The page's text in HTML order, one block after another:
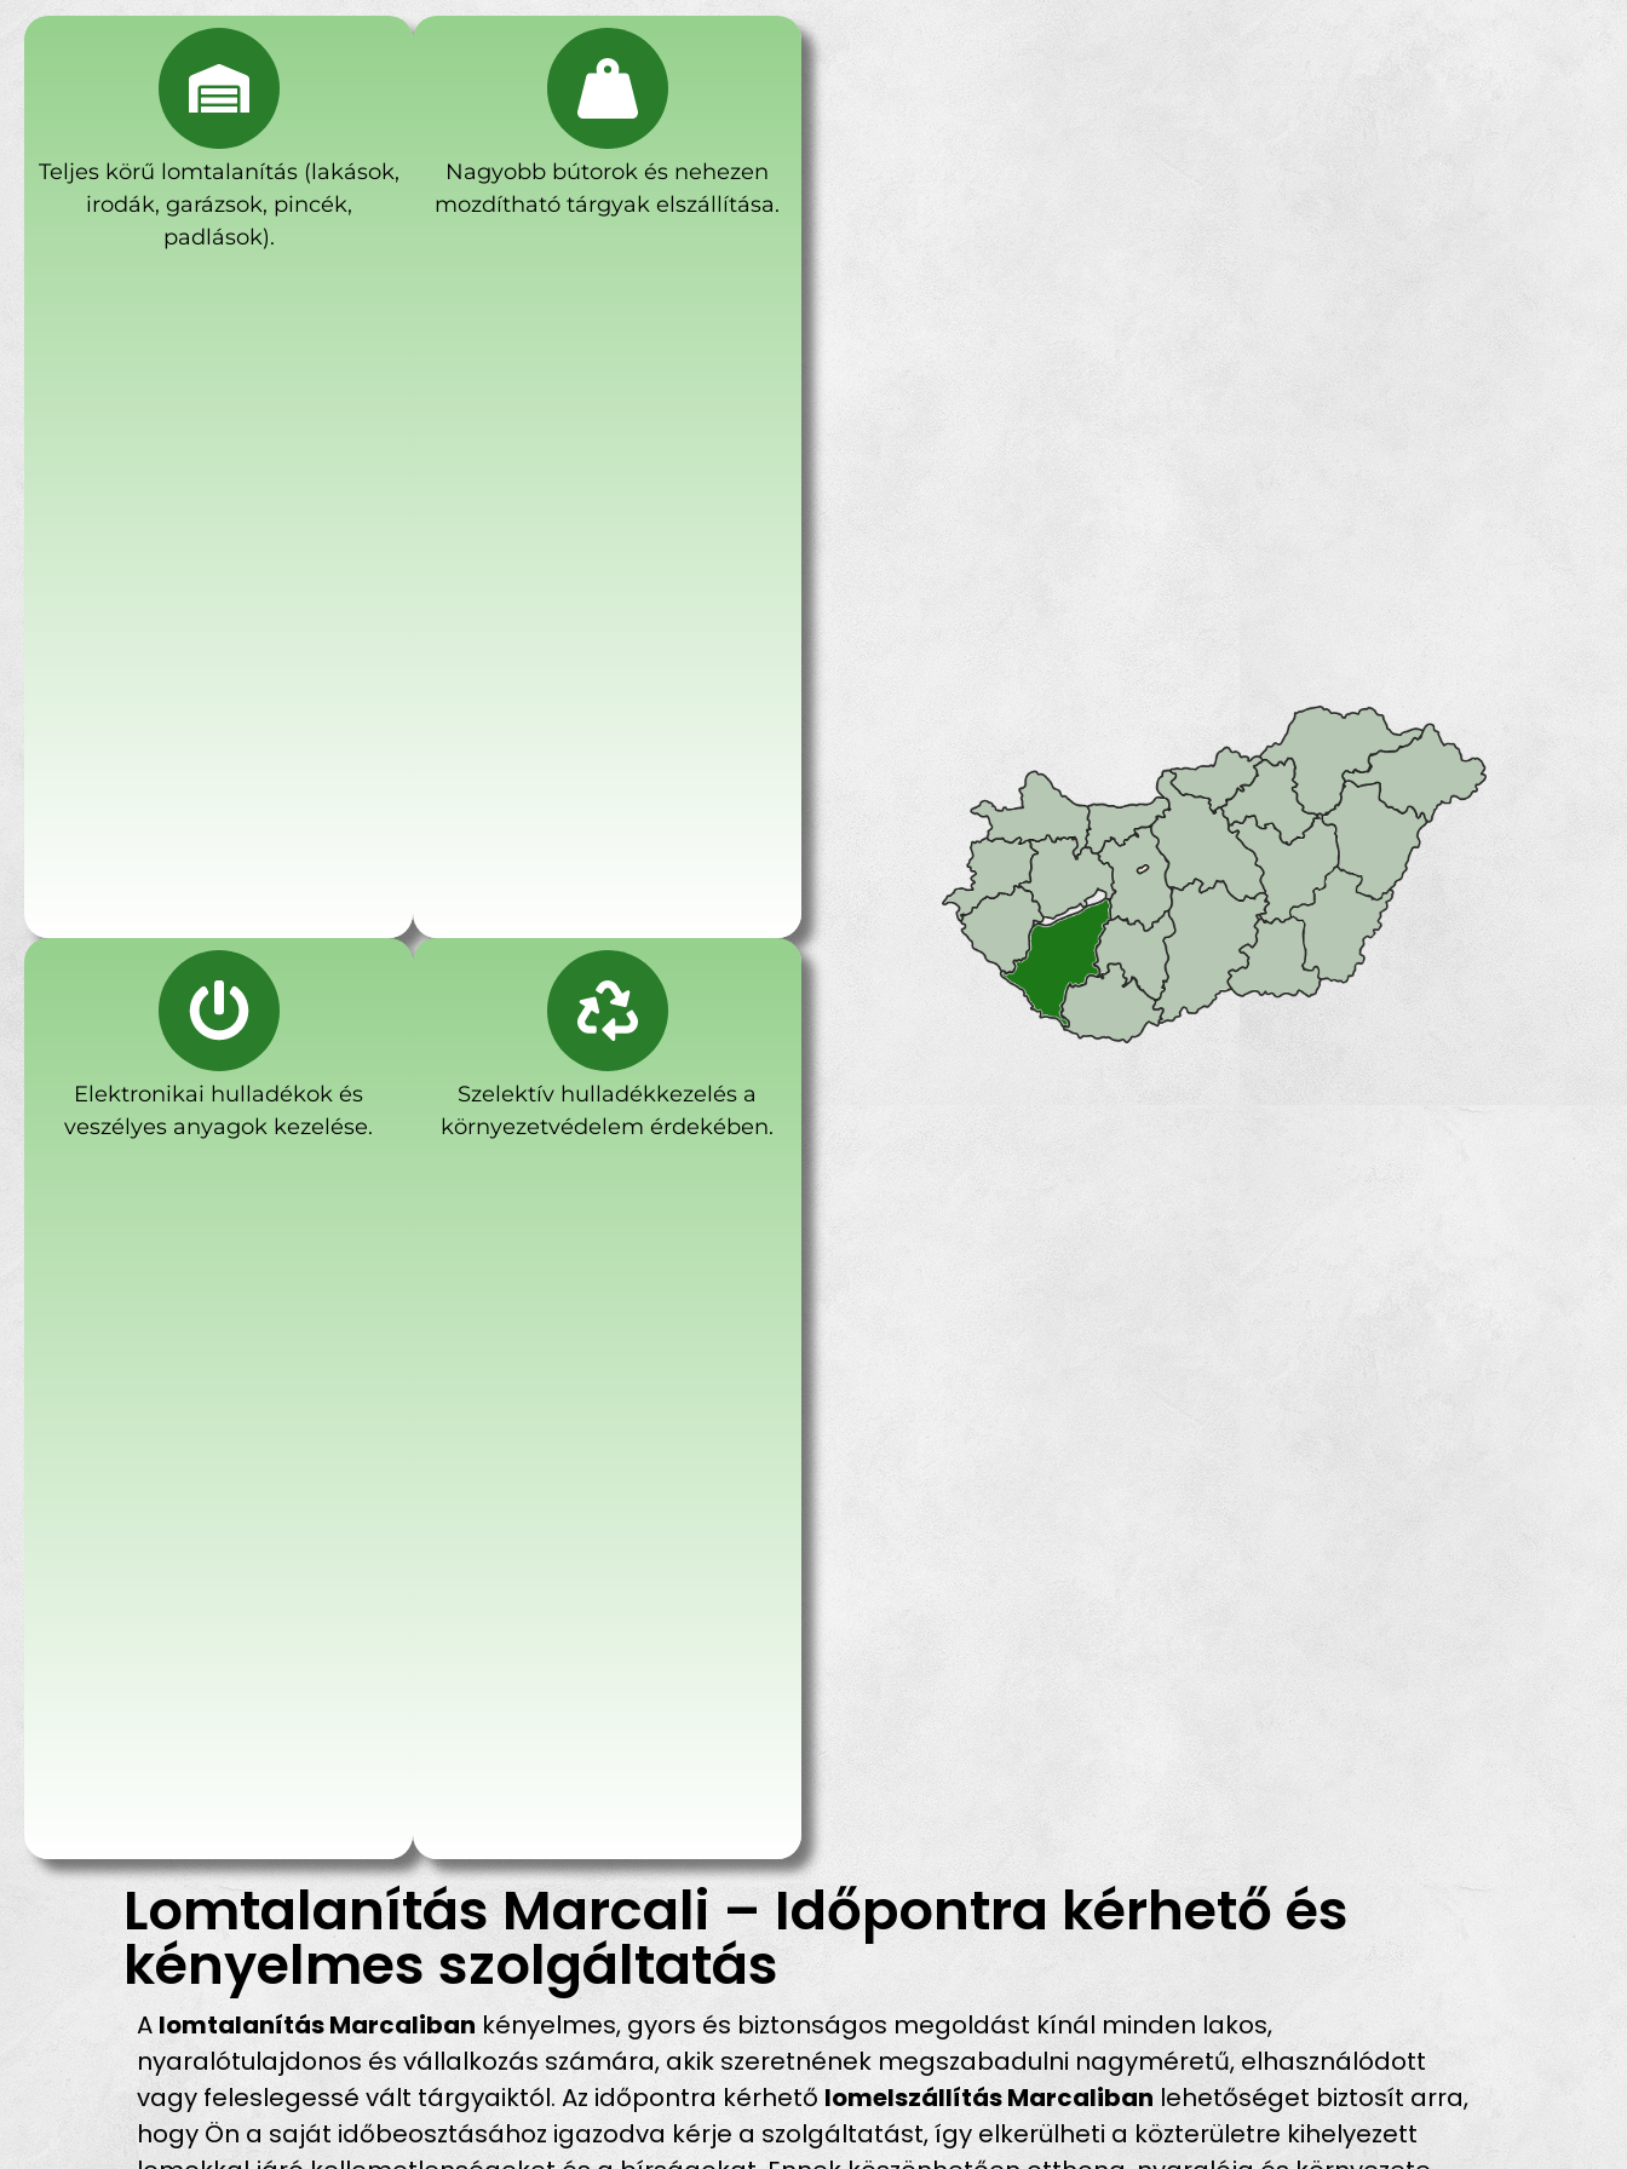
Teljes körű lomtalanítás (lakások,
irodák, garázsok, pincék,
padlások).
Nagyobb bútorok és nehezen
mozdítható tárgyak elszállítása.
Elektronikai hulladékok és
veszélyes anyagok kezelése.
Szelektív hulladékkezelés a
környezetvédelem érdekében.
Lomtalanítás Marcali – Időpontra kérhető és
kényelmes szolgáltatás
A lomtalanítás Marcaliban kényelmes, gyors és biztonságos megoldást kínál minden lakos,
nyaralótulajdonos és vállalkozás számára, akik szeretnének megszabadulni nagyméretű, elhasználódott
vagy feleslegessé vált tárgyaiktól. Az időpontra kérhető lomelszállítás Marcaliban lehetőséget biztosít arra,
hogy Ön a saját időbeosztásához igazodva kérje a szolgáltatást, így elkerülheti a közterületre kihelyezett